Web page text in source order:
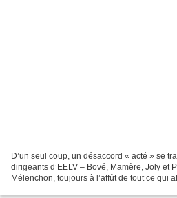
D’un seul coup, un désaccord « acté » se
dirigeants d’EELV – Bové, Mamère, Joly et
Mélenchon, toujours à l’affût de tout ce qui